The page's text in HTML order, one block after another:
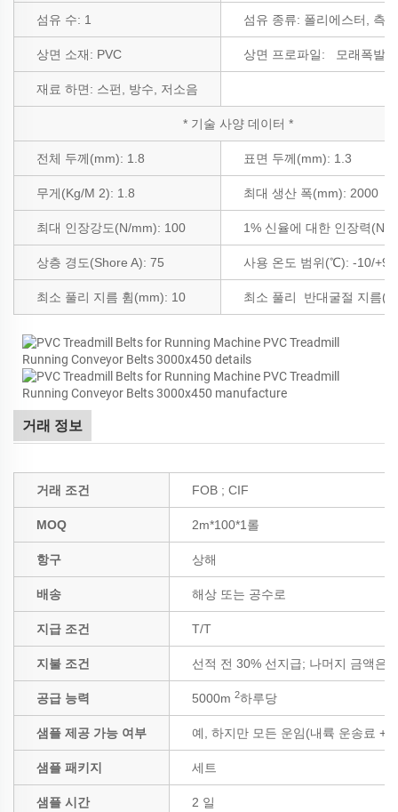
섬유 수: 1 섬유 종류: 폴리에스터, 측
상면 소재: PVC 상면 프로파일: 모래폭발
재료 하면: 스펀, 방수, 저소음
* 기술 사양 데이터 *
전체 두께(mm): 1.8 표면 두께(mm): 1.3
무게(Kg/M 2): 1.8 최대 생산 폭(mm): 2000
최대 인장강도(N/mm): 100 1% 신율에 대한 인장력(N/
상층 경도(Shore A): 75 사용 온도 범위(℃): -10/+90
최소 풀리 지름 휨(mm): 10 최소 풀리 반대굴절 지름
거래 정보
거래 조건 FOB ; CIF
MOQ 2m*100*1롤
항구 상해
배송 해상 또는 공수로
지급 조건 T/T
지불 조건 선적 전 30% 선지급; 나머지 금액은
공급 능력 5000m 2하루당
샘플 제공 가능 여부 예, 하지만 모든 운임(내륙 운송료 +
샘플 패키지 세트
샘플 시간 2 일